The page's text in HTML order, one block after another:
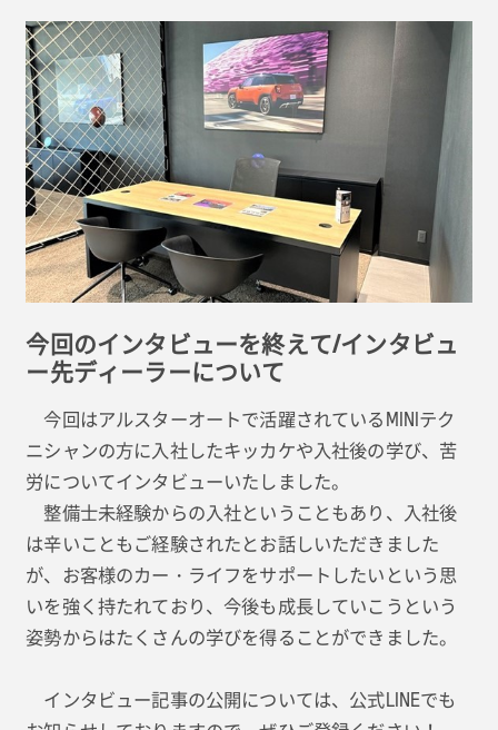
今回のインタビューを終えて/インタビュ
ー先ディーラーについて
今回はアルスターオートで活躍されているMINIテク
ニシャンの方に入社したキッカケや入社後の学び、苦
労についてインタビューいたしました。
整備士未経験からの入社ということもあり、入社後
は辛いこともご経験されたとお話しいただきました
が、お客様のカー・ライフをサポートしたいという思
いを強く持たれており、今後も成長していこうという
姿勢からはたくさんの学びを得ることができました。
インタビュー記事の公開については、公式LINEでも